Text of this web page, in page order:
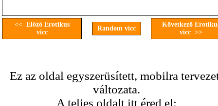
<< Előző Erotikus
vicc
Random vicc
Következő
vicc >>
Ez az oldal egyszerüsített, mobilra
változata.
A teljes oldalt itt éred el: